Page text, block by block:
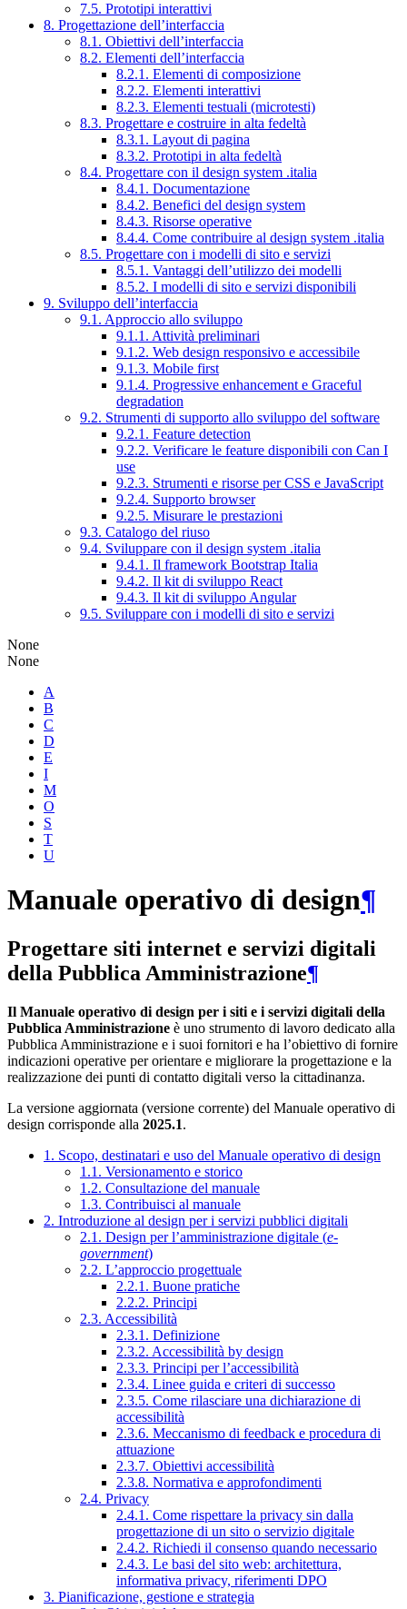
7.5. Prototipi interattivi
8. Progettazione dell’interfaccia
8.1. Obiettivi dell’interfaccia
8.2. Elementi dell’interfaccia
8.2.1. Elementi di composizione
8.2.2. Elementi interattivi
8.2.3. Elementi testuali (microtesti)
8.3. Progettare e costruire in alta fedeltà
8.3.1. Layout di pagina
8.3.2. Prototipi in alta fedeltà
8.4. Progettare con il design system .italia
8.4.1. Documentazione
8.4.2. Benefici del design system
8.4.3. Risorse operative
8.4.4. Come contribuire al design system .italia
8.5. Progettare con i modelli di sito e servizi
8.5.1. Vantaggi dell’utilizzo dei modelli
8.5.2. I modelli di sito e servizi disponibili
9. Sviluppo dell’interfaccia
9.1. Approccio allo sviluppo
9.1.1. Attività preliminari
9.1.2. Web design responsivo e accessibile
9.1.3. Mobile first
9.1.4. Progressive enhancement e Graceful
degradation
9.2. Strumenti di supporto allo sviluppo del software
9.2.1. Feature detection
9.2.2. Verificare le feature disponibili con Can I
use
9.2.3. Strumenti e risorse per CSS e JavaScript
9.2.4. Supporto browser
9.2.5. Misurare le prestazioni
9.3. Catalogo del riuso
9.4. Sviluppare con il design system .italia
9.4.1. Il framework Bootstrap Italia
9.4.2. Il kit di sviluppo React
9.4.3. Il kit di sviluppo Angular
9.5. Sviluppare con i modelli di sito e servizi
None
None
A
B
C
D
E
I
M
O
S
T
U
Manuale operativo di design¶
Progettare siti internet e servizi digitali
della Pubblica Amministrazione¶
Il Manuale operativo di design per i siti e i servizi digitali della
Pubblica Amministrazione è uno strumento di lavoro dedicato alla
Pubblica Amministrazione e i suoi fornitori e ha l’obiettivo di fornire
indicazioni operative per orientare e migliorare la progettazione e la
realizzazione dei punti di contatto digitali verso la cittadinanza.
La versione aggiornata (versione corrente) del Manuale operativo di
design corrisponde alla 2025.1.
1. Scopo, destinatari e uso del Manuale operativo di design
1.1. Versionamento e storico
1.2. Consultazione del manuale
1.3. Contribuisci al manuale
2. Introduzione al design per i servizi pubblici digitali
2.1. Design per l’amministrazione digitale (e-
government)
2.2. L’approccio progettuale
2.2.1. Buone pratiche
2.2.2. Principi
2.3. Accessibilità
2.3.1. Definizione
2.3.2. Accessibilità by design
2.3.3. Principi per l’accessibilità
2.3.4. Linee guida e criteri di successo
2.3.5. Come rilasciare una dichiarazione di
accessibilità
2.3.6. Meccanismo di feedback e procedura di
attuazione
2.3.7. Obiettivi accessibilità
2.3.8. Normativa e approfondimenti
2.4. Privacy
2.4.1. Come rispettare la privacy sin dalla
progettazione di un sito o servizio digitale
2.4.2. Richiedi il consenso quando necessario
2.4.3. Le basi del sito web: architettura,
informativa privacy, riferimenti DPO
3. Pianificazione, gestione e strategia